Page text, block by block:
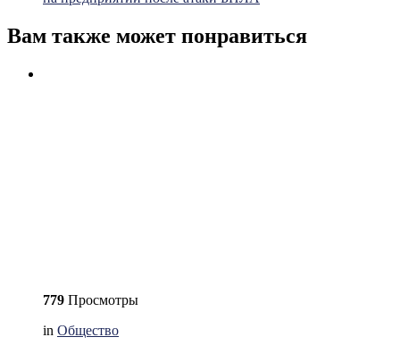
Вам также может понравиться
779 Просмотры
in Общество